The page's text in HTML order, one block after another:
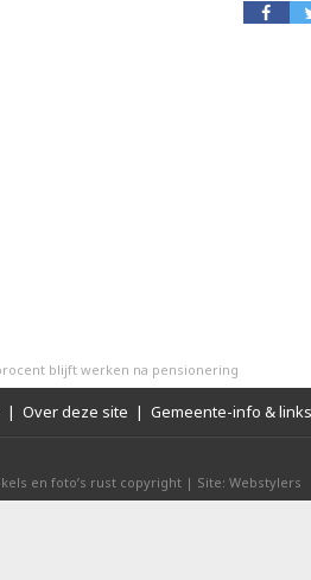
blijft werken na pensionering
| Over deze site | Gemeente-info & links
en foto’s rust copyright | Site: Webstylers